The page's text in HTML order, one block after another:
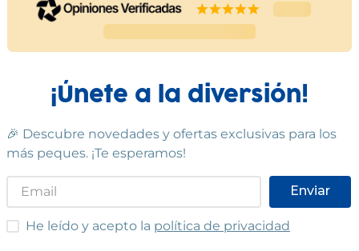
¡Únete a la diversión!
🎉 Descubre novedades y ofertas exclusivas para los
más peques. ¡Te esperamos!
Enviar
He leído y acepto las condiciones
He leído y acepto la política de privacidad